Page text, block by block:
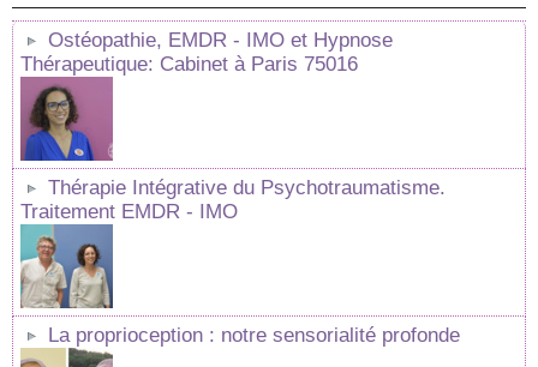
Ostéopathie, EMDR - IMO et Hypnose
Thérapeutique: Cabinet à Paris 75016
Thérapie Intégrative du Psychotraumatisme.
Traitement EMDR - IMO
La proprioception : notre sensorialité profonde